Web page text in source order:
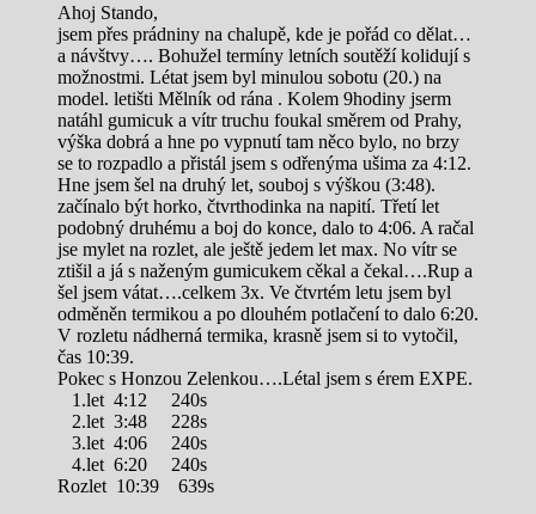
Ahoj Stando,
jsem přes prádniny na chalupě, kde je pořád co dělat…
a návštvy…. Bohužel termíny letních soutěží kolidují s
možnostmi. Létat jsem byl minulou sobotu (20.) na
model. letišti Mělník od rána . Kolem 9hodiny jserm
natáhl gumicuk a vítr truchu foukal směrem od Prahy,
výška dobrá a hne po vypnutí tam něco bylo, no brzy
se to rozpadlo a přistál jsem s odřenýma ušima za 4:12.
Hne jsem šel na druhý let, souboj s výškou (3:48).
začínalo být horko, čtvrthodinka na napití. Třetí let
podobný druhému a boj do konce, dalo to 4:06. A račal
jse mylet na rozlet, ale ještě jedem let max. No vítr se
ztišil a já s naženým gumicukem cěkal a čekal….Rup a
šel jsem vátat….celkem 3x. Ve čtvrtém letu jsem byl
odměněn termikou a po dlouhém potlačení to dalo 6:20.
V rozletu nádherná termika, krasně jsem si to vytočil,
čas 10:39.
Pokec s Honzou Zelenkou….Létal jsem s érem EXPE.
1.let 4:12 240s
2.let 3:48 228s
3.let 4:06 240s
4.let 6:20 240s
Rozlet 10:39 639s